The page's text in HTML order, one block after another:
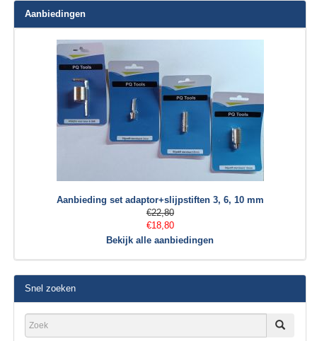
Aanbiedingen
Aanbieding set adaptor+slijpstiften 3, 6, 10 mm
€22,80
€18,80
Bekijk alle aanbiedingen
Snel zoeken